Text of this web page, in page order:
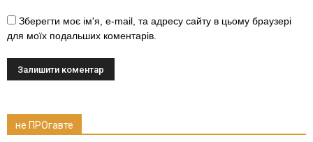
Зберегти моє ім'я, e-mail, та адресу сайту в цьому браузері
для моїх подальших коментарів.
не ПРОгавте